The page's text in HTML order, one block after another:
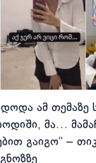
ამ თემაზე
მა…
გაიგო“ –